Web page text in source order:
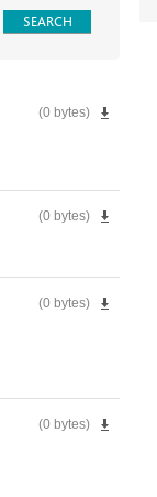
(0 bytes)
(0 bytes)
(0 bytes)
(0 bytes)